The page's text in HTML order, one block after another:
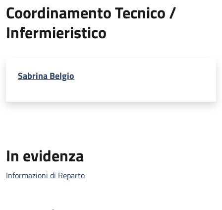
Coordinamento Tecnico /
Infermieristico
Sabrina Belgio
In evidenza
Informazioni di Reparto